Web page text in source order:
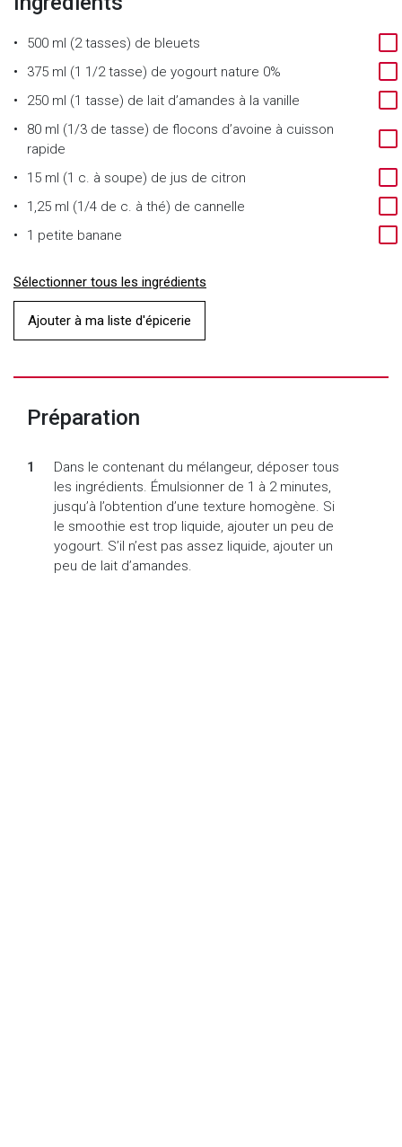
500 ml (2 tasses) de bleuets
375 ml (1 1/2 tasse) de yogourt nature 0%
250 ml (1 tasse) de lait d’amandes à la vanille
80 ml (1/3 de tasse) de flocons d’avoine à cuisson
rapide
15 ml (1 c. à soupe) de jus de citron
1,25 ml (1/4 de c. à thé) de cannelle
1 petite banane
Sélectionner tous les ingrédients
Ajouter à ma liste d'épicerie
Préparation
Dans le contenant du mélangeur, déposer tous
les ingrédients. Émulsionner de 1 à 2 minutes,
jusqu’à l’obtention d’une texture homogène. Si
le smoothie est trop liquide, ajouter un peu de
yogourt. S’il n’est pas assez liquide, ajouter un
peu de lait d’amandes.